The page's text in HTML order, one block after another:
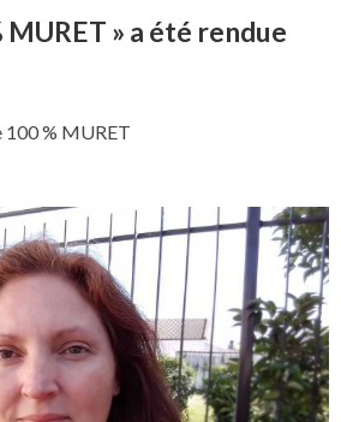
MURET » a été rendue
% MURET